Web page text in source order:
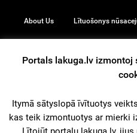
About Us Lītuošonys
©
iz
Portals lakuga.lv
Itymā sātyslopā īvītuotys
kas teik izmontuotys ar mierki